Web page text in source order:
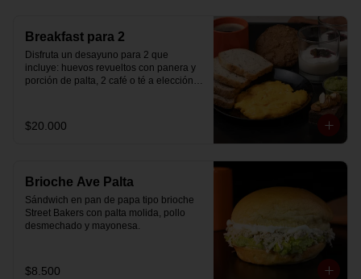
Breakfast para 2
Disfruta un desayuno para 2 que
incluye: huevos revueltos con panera y
porción de palta, 2 café o té a elección, 2
hecha en casa, un mini brownie y galleta
de avena para compartir.
$20.000
Brioche Ave Palta
Sándwich en pan de papa tipo brioche
Street Bakers con palta molida, pollo
desmechado y mayonesa.
$8.500